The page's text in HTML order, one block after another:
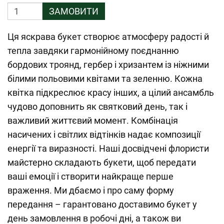
ЗАМОВИТИ
Ця яскрава букет створює атмосферу радості й
тепла завдяки гармонійному поєднанню
бордових троянд, гербер і хризантем із ніжними
білими польовими квітами та зеленню. Кожна
квітка підкреслює красу інших, а цілий ансамбль
чудово доповнить як святковий день, так і
важливий життєвий момент. Комбінація
насичених і світлих відтінків надає композиції
енергії та виразності. Наші досвідчені флористи
майстерно складають букети, щоб передати
ваші емоції і створити найкраще перше
враження. Ми дбаємо і про саму форму
передання – гарантовано доставимо букет у
день замовлення в робочі дні, а також ви